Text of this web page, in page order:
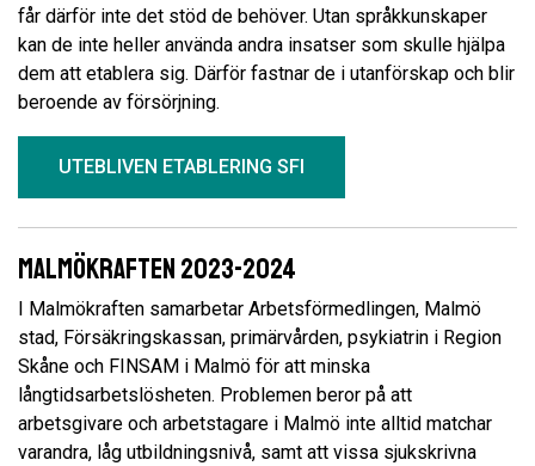
får därför inte det stöd de behöver. Utan språkkunskaper
kan de inte heller använda andra insatser som skulle hjälpa
dem att etablera sig. Därför fastnar de i utanförskap och blir
beroende av försörjning.
UTEBLIVEN ETABLERING SFI
Malmökraften 2023-2024
I Malmökraften samarbetar Arbetsförmedlingen, Malmö
stad, Försäkringskassan, primärvården, psykiatrin i Region
Skåne och FINSAM i Malmö för att minska
långtidsarbetslösheten. Problemen beror på att
arbetsgivare och arbetstagare i Malmö inte alltid matchar
varandra, låg utbildningsnivå, samt att vissa sjukskrivna